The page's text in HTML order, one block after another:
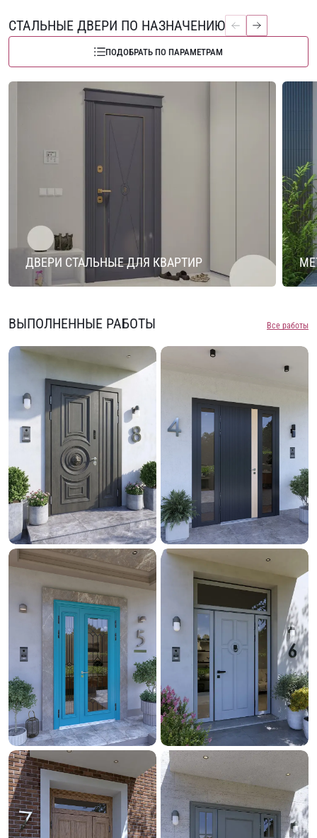
СТАЛЬНЫЕ ДВЕРИ ПО НАЗНАЧЕНИЮ
ПОДОБРАТЬ ПО ПАРАМЕТРАМ
ДВЕРИ СТАЛЬНЫЕ ДЛЯ КВАРТИР
ВЫПОЛНЕННЫЕ РАБОТЫ Все работы